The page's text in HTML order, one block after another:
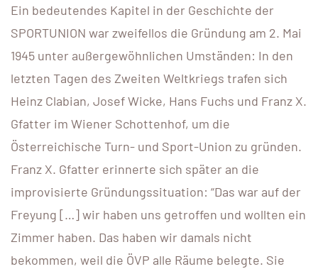
Ein bedeutendes Kapitel in der Geschichte der
SPORTUNION war zweifellos die Gründung am 2. Mai
1945 unter außergewöhnlichen Umständen: In den
letzten Tagen des Zweiten Weltkriegs trafen sich
Heinz Clabian, Josef Wicke, Hans Fuchs und Franz X.
Gfatter im Wiener Schottenhof, um die
Österreichische Turn- und Sport-Union zu gründen.
Franz X. Gfatter erinnerte sich später an die
improvisierte Gründungssituation: “Das war auf der
Freyung […] wir haben uns getroffen und wollten ein
Zimmer haben. Das haben wir damals nicht
bekommen, weil die ÖVP alle Räume belegte. Sie